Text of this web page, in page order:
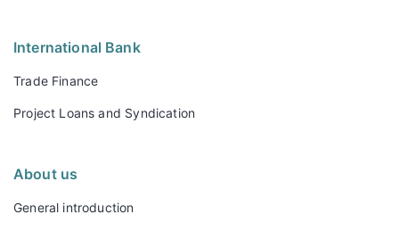
International Bank
Trade Finance
Project Loans and Syndication
About us
General introduction